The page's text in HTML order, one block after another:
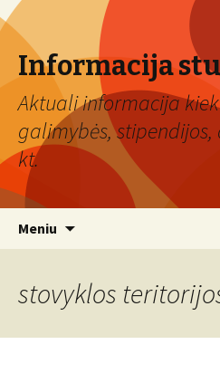
Informacija
Aktuali informacija
galimybės,
kt.
Meniu
stovyklos